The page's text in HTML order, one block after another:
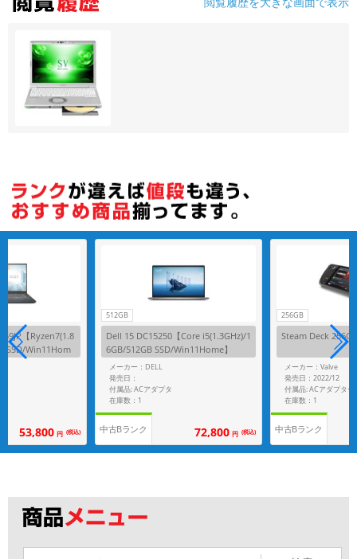
【Ryzen7(1.8
SSD/Win11Hom
53,800 円 (税込)
512GB
Dell 15 DC15250【Core i5(1.3GHz)/1
6GB/512GB SSD/Win11Home】
メーカー：DELL
発売日：
付属品: ACアダプタ
在庫数：1
中古Bランク 72,800 円 (税込)
256GB
Steam Deck
メーカー：Valve
発売日：2022/12
付属品: ACアダプター
在庫数：1
中古Bランク